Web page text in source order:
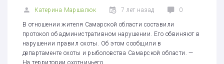
Катерина Маршалюк 7 лет назад 0
В отношении жителя Самарской области составили
протокол об административном нарушении. Его обвиняют в
нарушении правил охоты. Об этом сообщили в
департаменте охоты и рыболовства Самарской области. —
На территории охотничьего…